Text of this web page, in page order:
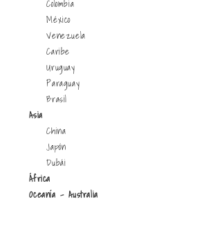
Colombia
México
Venezuela
Caribe
Uruguay
Paraguay
Brasil
Asia
China
Japón
Dubái
África
Oceanía - Australia